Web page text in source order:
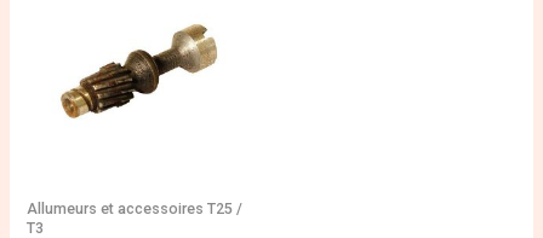
Allumeurs et accessoires T25 /
T3